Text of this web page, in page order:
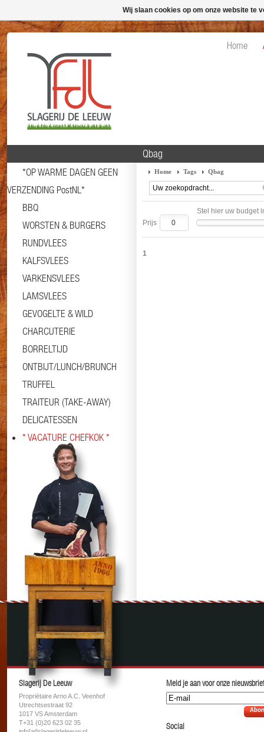
Home
*OP WARME DAGEN GEEN
VERZENDING PostNL*
BBQ
WORSTEN & BURGERS
RUNDVLEES
KALFSVLEES
VARKENSVLEES
LAMSVLEES
GEVOGELTE & WILD
CHARCUTERIE
BORRELTIJD
ONTBIJT/LUNCH/BRUNCH
TRUFFEL
TRAITEUR (TAKE-AWAY)
DELICATESSEN
* VACATURE CHEFKOK *
Qbag
Home Tags Qbag
Stel hier uw budget
Prijs
1
Slagerij De Leeuw
Propriétaire Arno A.C. Veenhof
Utrechtsestraat 92
1017 VS Amsterdam
T+31 (0)20 623 02 35
Meld je aan voor onze
Social
Wij slaan cookies op om onze website te